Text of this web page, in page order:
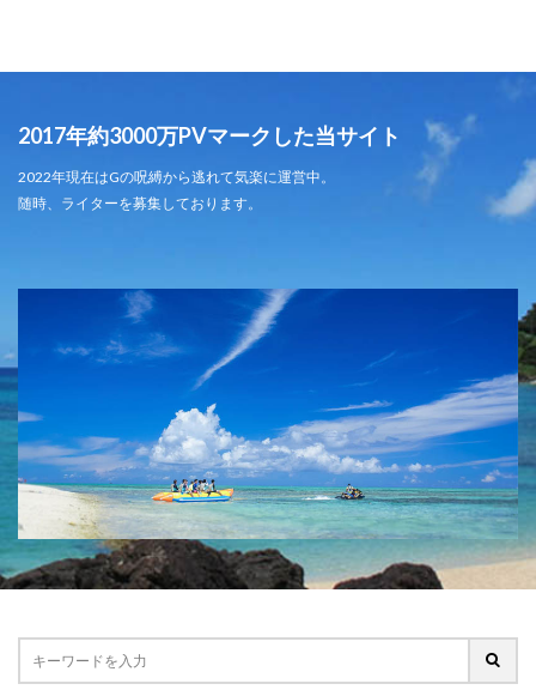
2017年約3000万PVマークした当サイト
2022年現在はGの呪縛から逃れて気楽に運営中。
随時、ライターを募集しております。